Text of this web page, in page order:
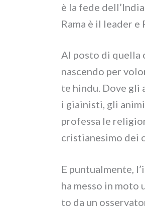
è la fede
Rama è il lea­der e
Al posto di quel­la
nascen­do per
te hin­du. Dove gli
i giai­ni­sti, gli
pro­fes­sa le
cri­stia­ne­si­mo dei
E pun­tual­men­te,
ha mes­so in
to da un